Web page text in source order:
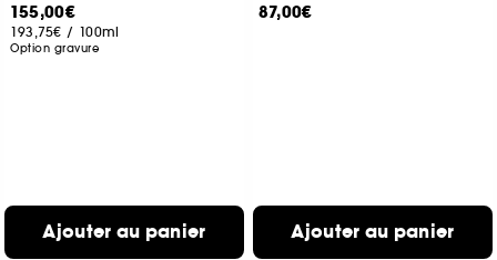
155,00€
193,75€ / 100ml
Option gravure
Ajouter au panier
87,00€
Ajouter au panier